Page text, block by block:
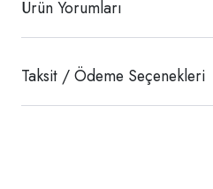
Ürün Yorumları
Taksit / Ödeme Seçenekleri